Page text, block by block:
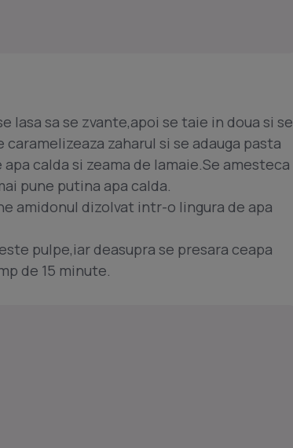
lasa sa se zvante,apoi se taie in doua si se
zaharul si se adauga pasta
calda si zeama de lamaie.Se amesteca
pune putina apa calda.
amidonul dizolvat intr-o lingura de apa
pulpe,iar deasupra se presara ceapa
de 15 minute.